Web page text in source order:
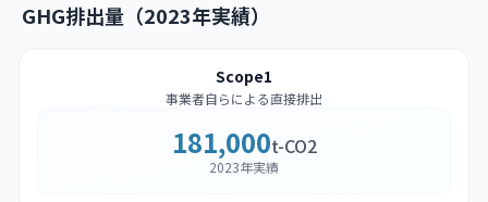
GHG排出量（2023年実績）
Scope1
事業者自らによる直接排出
181,000t-CO2
2023年実績